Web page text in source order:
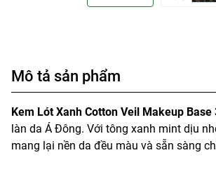
Mô tả sản phẩm
Kem Lót Xanh Cotton Veil Makeup Base
làn da Á Đông. Với tông xanh mint dịu
mang lại nền da đều màu và sẵn sàng